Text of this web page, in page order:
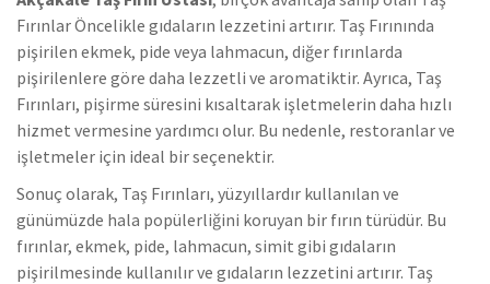
Fırınlar Öncelikle gıdaların lezzetini artırır. Taş Fırınında
pişirilen ekmek, pide veya lahmacun, diğer fırınlarda
pişirilenlere göre daha lezzetli ve aromatiktir. Ayrıca, Taş
Fırınları, pişirme süresini kısaltarak işletmelerin daha hızlı
hizmet vermesine yardımcı olur. Bu nedenle, restoranlar ve
işletmeler için ideal bir seçenektir.
Sonuç olarak, Taş Fırınları, yüzyıllardır kullanılan ve
günümüzde hala popülerliğini koruyan bir fırın türüdür. Bu
fırınlar, ekmek, pide, lahmacun, simit gibi gıdaların
pişirilmesinde kullanılır ve gıdaların lezzetini artırır. Taş